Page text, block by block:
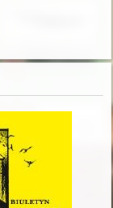
i jego wpływ